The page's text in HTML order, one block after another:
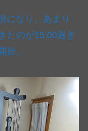
になり、あまり
たのが15:00過ぎ
始。